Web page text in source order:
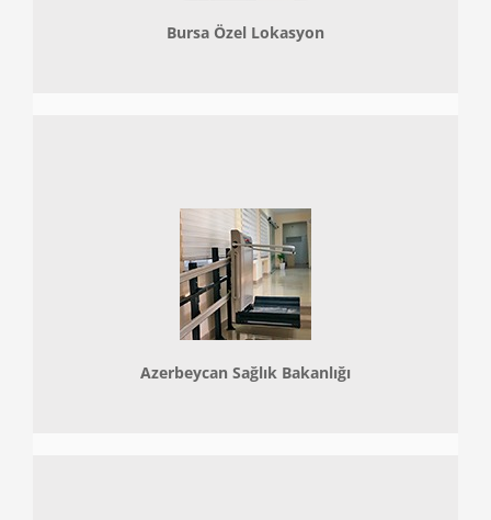
Bursa Özel Lokasyon
Azerbeycan Sağlık Bakanlığı